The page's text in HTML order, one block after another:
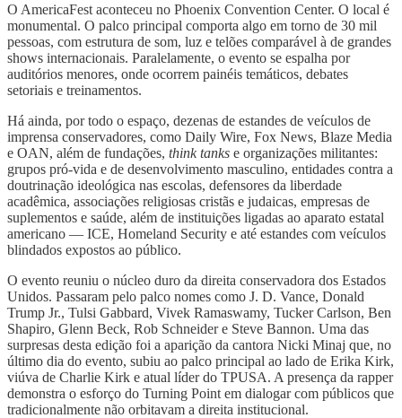
O AmericaFest aconteceu no Phoenix Convention Center. O local é
monumental. O palco principal comporta algo em torno de 30 mil
pessoas, com estrutura de som, luz e telões comparável à de grandes
shows internacionais. Paralelamente, o evento se espalha por
auditórios menores, onde ocorrem painéis temáticos, debates
setoriais e treinamentos.
Há ainda, por todo o espaço, dezenas de estandes de veículos de
imprensa conservadores, como Daily Wire, Fox News, Blaze Media
e OAN, além de fundações, think tanks e organizações militantes:
grupos pró-vida e de desenvolvimento masculino, entidades contra a
doutrinação ideológica nas escolas, defensores da liberdade
acadêmica, associações religiosas cristãs e judaicas, empresas de
suplementos e saúde, além de instituições ligadas ao aparato estatal
americano — ICE, Homeland Security e até estandes com veículos
blindados expostos ao público.
O evento reuniu o núcleo duro da direita conservadora dos Estados
Unidos. Passaram pelo palco nomes como J. D. Vance, Donald
Trump Jr., Tulsi Gabbard, Vivek Ramaswamy, Tucker Carlson, Ben
Shapiro, Glenn Beck, Rob Schneider e Steve Bannon. Uma das
surpresas desta edição foi a aparição da cantora Nicki Minaj que, no
último dia do evento, subiu ao palco principal ao lado de Erika Kirk,
viúva de Charlie Kirk e atual líder do TPUSA. A presença da rapper
demonstra o esforço do Turning Point em dialogar com públicos que
tradicionalmente não orbitavam a direita institucional.